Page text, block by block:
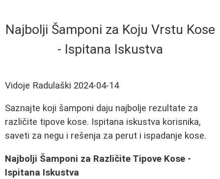
Najbolji Šamponi za Koju Vrstu Kose
- Ispitana Iskustva
Vidoje Radulaški 2024-04-14
Saznajte koji šamponi daju najbolje rezultate za
različite tipove kose. Ispitana iskustva korisnika,
saveti za negu i rešenja za perut i ispadanje kose.
Najbolji Šamponi za Različite Tipove Kose -
Ispitana Iskustva